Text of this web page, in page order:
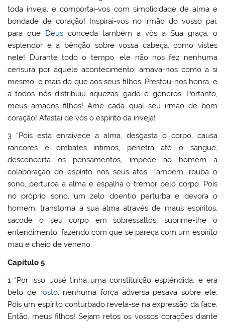
toda inveja, e comportai-vos com simplicidade de alma e
bondade de coração! Inspirai-vos no irmão do vosso pai,
para que Deus conceda também a vós a Sua graça, o
esplendor e a bênção sobre vossa cabeça, como vistes
nele! Durante todo o tempo, ele não nos fez nenhuma
censura por aquele acontecimento; amava-nos como a si
mesmo, e mais do que aos seus filhos. Prestou-nos honra, e
a todos nós distribuiu riquezas, gado e gêneros. Portanto,
meus amados filhos! Ame cada qual seu irmão de bom
coração! Afastai de vós o espírito da inveja!
3 “Pois esta enraivece a alma, desgasta o corpo, causa
rancores e embates íntimos, penetra até o sangue,
desconcerta os pensamentos, impede ao homem a
colaboração do espírito nos seus atos. Também, rouba o
sono, perturba a alma e espalha o tremor pelo corpo. Pois
no próprio sono, um zelo doentio perturba e devora o
homem, transtorna a sua alma através de maus espíritos,
sacode o seu corpo em sobressaltos, suprime-lhe o
entendimento, fazendo com que se pareça com um espírito
mau e cheio de veneno.
Capítulo 5
1 “Por isso, José tinha uma constituição esplêndida, e era
belo de rosto; nenhuma força adversa pesava sobre ele.
Pois um espírito conturbado revela-se na expressão da face.
Então, meus filhos! Sejam retos os vossos corações diante